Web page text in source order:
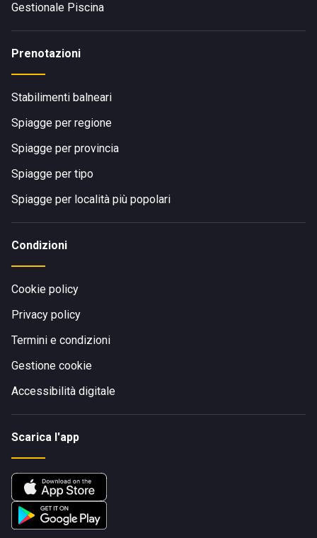
Gestionale Piscina
Prenotazioni
Stabilimenti balneari
Spiagge per regione
Spiagge per provincia
Spiagge per tipo
Spiagge per località più popolari
Condizioni
Cookie policy
Privacy policy
Termini e condizioni
Gestione cookie
Accessibilità digitale
Scarica l'app